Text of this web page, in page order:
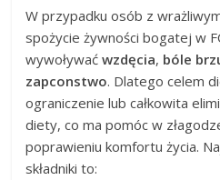
W przypadku osób z
spożycie żywności bogatej w
wywoływaćwzdęcia, bóle
zapconstwo. Dlatego celem
ograniczenie lub całkowita
diety, co ma pomóc w
poprawieniu komfortu życia.
składniki to: